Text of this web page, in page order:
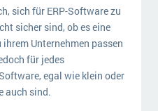
sich für ERP-Software zu
sicher sind, ob es eine
Unternehmen passen
für jedes
egal wie klein oder
auch sind.